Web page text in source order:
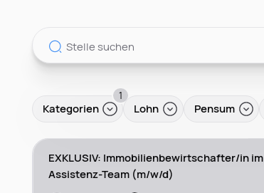
Kategorien
1
Lohn Pensum
EXKLUSIV: Immobilienbewirtschafter/in im
Assistenz-Team (m/w/d)